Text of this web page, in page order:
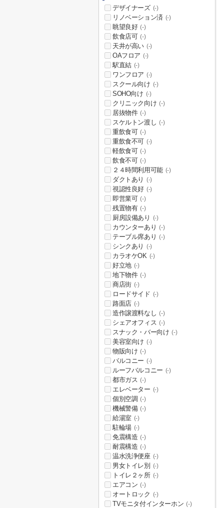
デザイナーズ (-)
リノベーション済 (-)
眺望良好 (-)
飲食店可 (-)
天井が高い (-)
OAフロア (-)
駅直結 (-)
ワンフロア (-)
スクール向け (-)
SOHO向け (-)
クリニック向け (-)
居抜物件 (-)
スケルトン渡し (-)
重飲食可 (-)
重飲食不可 (-)
軽飲食可 (-)
飲食不可 (-)
２４時間利用可能 (-)
ダクトあり (-)
視認性良好 (-)
即営業可 (-)
残置物有 (-)
厨房設備あり (-)
カウンターあり (-)
テーブル席あり (-)
シンクあり (-)
カラオケOK (-)
好立地 (-)
地下物件 (-)
商店街 (-)
ロードサイド (-)
路面店 (-)
造作譲渡料なし (-)
シェアオフィス (-)
スナック・バー向け (-)
美容室向け (-)
物販向け (-)
バルコニー (-)
ルーフバルコニー (-)
都市ガス (-)
エレベーター (-)
個別空調 (-)
機械警備 (-)
給湯室 (-)
駐輪場 (-)
免震構造 (-)
耐震構造 (-)
温水洗浄便座 (-)
男女トイレ別 (-)
トイレ２ヶ所 (-)
エアコン (-)
オートロック (-)
TVモニタ付インターホン (-)